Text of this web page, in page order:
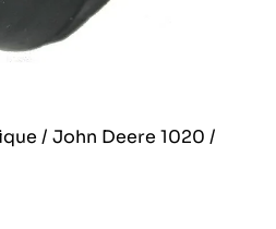
/ John Deere 1020 /